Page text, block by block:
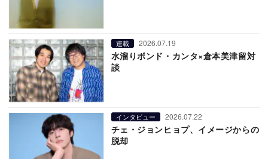
連載 2026.07.19
水溜りボンド・カンタ×倉本美津留対
談
インタビュー 2026.07.22
チェ・ジョンヒョプ、イメージからの
脱却